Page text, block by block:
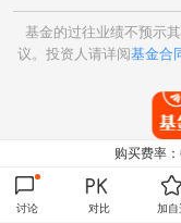
基金的过往业绩不预示
议。投资人请详阅基金合
购买费率：
讨论 对比 加自